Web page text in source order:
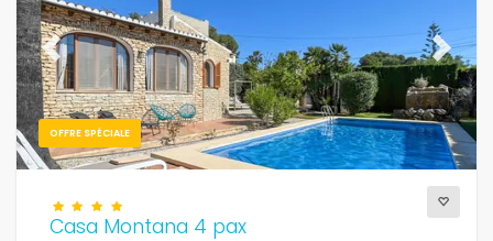
OFFRE SPÉCIALE
Previous Next
Casa Montana 4 pax